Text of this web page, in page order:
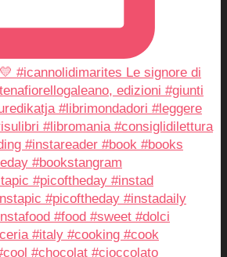
#picoftheday #instad